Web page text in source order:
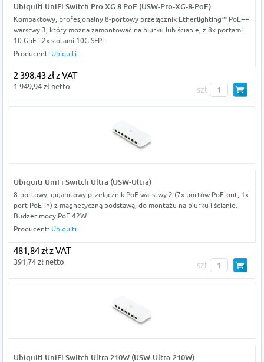
Ubiquiti UniFi Switch Pro XG 8 PoE (USW-Pro-XG-8-PoE)
Kompaktowy, profesjonalny 8-portowy przełącznik Etherlighting™ PoE++
warstwy 3, który można zamontować na biurku lub ścianie, z 8x portami
10 GbE i 2x slotami 10G SFP+
Producent: Ubiquiti
2 398,43 zł z VAT
1 949,94 zł netto szt
Ubiquiti UniFi Switch Ultra (USW-Ultra)
8-portowy, gigabitowy przełącznik PoE warstwy 2 (7x portów PoE-out, 1x
port PoE-in) z magnetyczną podstawą, do montażu na biurku i ścianie.
Budżet mocy PoE 42W
Producent: Ubiquiti
481,84 zł z VAT
391,74 zł netto szt
Ubiquiti UniFi Switch Ultra 210W (USW-Ultra-210W)